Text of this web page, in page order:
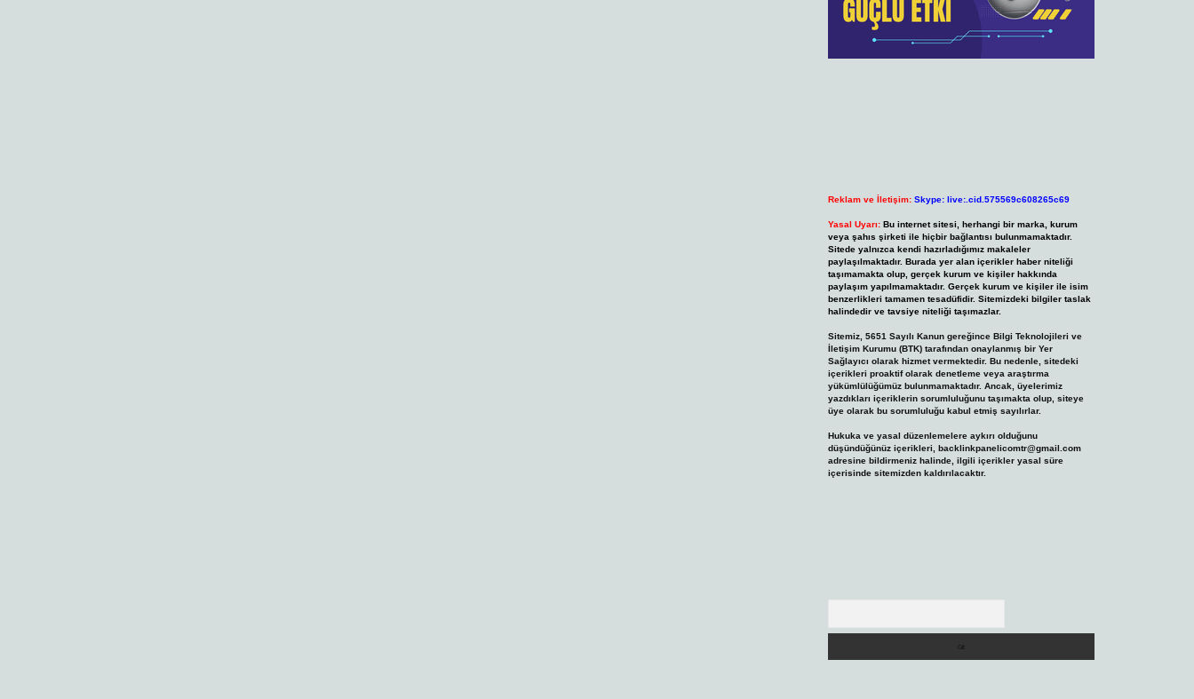
Reklam ve İletişim: Skype: live:.cid.575569c608265c69
Yasal Uyarı: Bu internet sitesi, herhangi bir marka, kurum
veya şahıs şirketi ile hiçbir bağlantısı bulunmamaktadır.
Sitede yalnızca kendi hazırladığımız makaleler
paylaşılmaktadır. Burada yer alan içerikler haber niteliği
taşımamakta olup, gerçek kurum ve kişiler hakkında
paylaşım yapılmamaktadır. Gerçek kurum ve kişiler ile isim
benzerlikleri tamamen tesadüfidir. Sitemizdeki bilgiler taslak
halindedir ve tavsiye niteliği taşımazlar.
Sitemiz, 5651 Sayılı Kanun gereğince Bilgi Teknolojileri ve
İletişim Kurumu (BTK) tarafından onaylanmış bir Yer
Sağlayıcı olarak hizmet vermektedir. Bu nedenle, sitedeki
içerikleri proaktif olarak denetleme veya araştırma
yükümlülüğümüz bulunmamaktadır. Ancak, üyelerimiz
yazdıkları içeriklerin sorumluluğunu taşımakta olup, siteye
üye olarak bu sorumluluğu kabul etmiş sayılırlar.
Hukuka ve yasal düzenlemelere aykırı olduğunu
düşündüğünüz içerikleri, backlinkpanelicomtr@gmail.com
adresine bildirmeniz halinde, ilgili içerikler yasal süre
içerisinde sitemizden kaldırılacaktır.